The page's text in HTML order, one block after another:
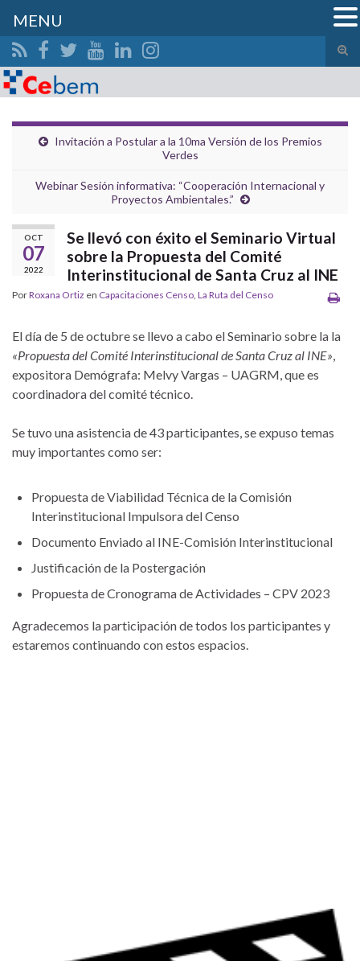
el
Search for:
Invitación a Postular a la 10ma Versión de los Premios
Verdes
Webinar Sesión informativa: “Cooperación Internacional y
Proyectos Ambientales.”
OCT
07
2022
Se llevó con éxito el Seminario Virtual
sobre la Propuesta del Comité
Interinstitucional de Santa Cruz al INE
PorRoxana Ortiz en Capacitaciones Censo, La Ruta del Censo
El día de 5 de octubre se llevo a cabo el Seminario sobre la la
«Propuesta del Comité Interinstitucional de Santa Cruz al INE»,
expositora Demógrafa: Melvy Vargas – UAGRM, que es
coordinadora del comité técnico.
Se tuvo una asistencia de 43 participantes, se expuso temas
muy importantes como ser:
Propuesta de Viabilidad Técnica de la Comisión
Interinstitucional Impulsora del Censo
Documento Enviado al INE-Comisión Interinstitucional
Justificación de la Postergación
Propuesta de Cronograma de Actividades – CPV 2023
Agradecemos la participación de todos los participantes y
estaremos continuando con estos espacios.
MENU